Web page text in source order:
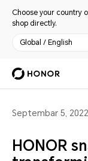
Choose your country
shop directly.
Global / English
Septembar 5, 2022
HONOR